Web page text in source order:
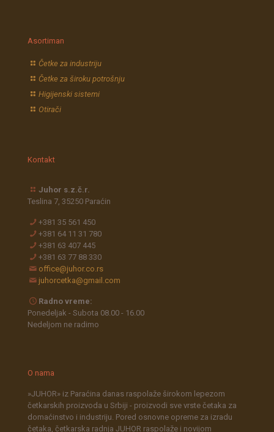
Asortiman
Četke za industriju
Četke za široku potrošnju
Higijenski sistemi
Otirači
Kontakt
Juhor s.z.č.r.
Teslina 7, 35250 Paraćin
+381 35 561 450
+381 64 11 31 780
+381 63 407 445
+381 63 77 88 330
office@juhor.co.rs
juhorcetka@gmail.com
Radno vreme:
Ponedeljak - Subota 08.00 - 16.00
Nedeljom ne radimo
O nama
»JUHOR» iz Paraćina danas raspolaže širokom lepezom
četkarskih proizvoda u Srbiji - proizvodi sve vrste četaka za
domaćinstvo i industriju. Pored osnovne opreme za izradu
četaka, četkarska radnja JUHOR raspolaže i novijom